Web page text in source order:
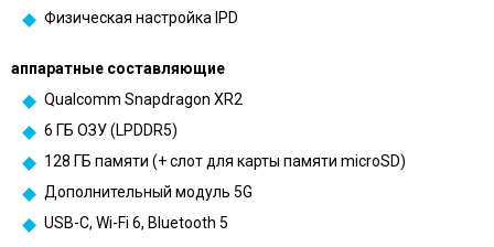
Физическая настройка IPD
аппаратные составляющие
Qualcomm Snapdragon XR2
6 ГБ ОЗУ (LPDDR5)
128 ГБ памяти (+ слот для карты памяти microSD)
Дополнительный модуль 5G
USB-C, Wi-Fi 6, Bluetooth 5